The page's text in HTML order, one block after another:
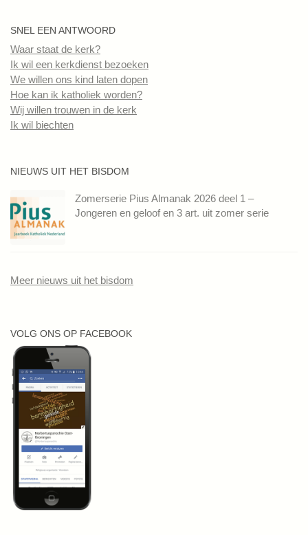
SNEL EEN ANTWOORD
Waar staat de kerk?
Ik wil een kerkdienst bezoeken
We willen ons kind laten dopen
Hoe kan ik katholiek worden?
Wij willen trouwen in de kerk
Ik wil biechten
NIEUWS UIT HET BISDOM
Zomerserie Pius Almanak 2026 deel 1 –
Jongeren en geloof en 3 art. uit zomer serie
Meer nieuws uit het bisdom
VOLG ONS OP FACEBOOK